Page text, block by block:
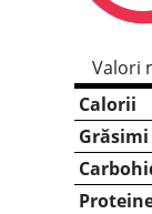
Valori
Calorii
Grăsimi